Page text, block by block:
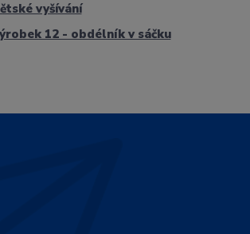
vyšívání
12 - obdélník v sáčku